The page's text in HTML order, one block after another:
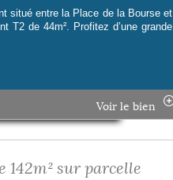
situé entre la Place de la Bourse et
T2 de 44m². Profitez d’une grande
Voir le bien
142m² sur parcelle